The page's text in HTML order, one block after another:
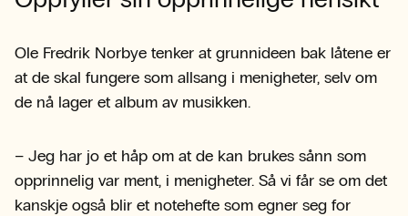
Ole Fredrik Norbye tenker at grunnideen bak låtene er
at de skal fungere som allsang i menigheter, selv om
de nå lager et album av musikken.
– Jeg har jo et håp om at de kan brukes sånn som
opprinnelig var ment, i menigheter. Så vi får se om det
kanskje også blir et notehefte som egner seg for